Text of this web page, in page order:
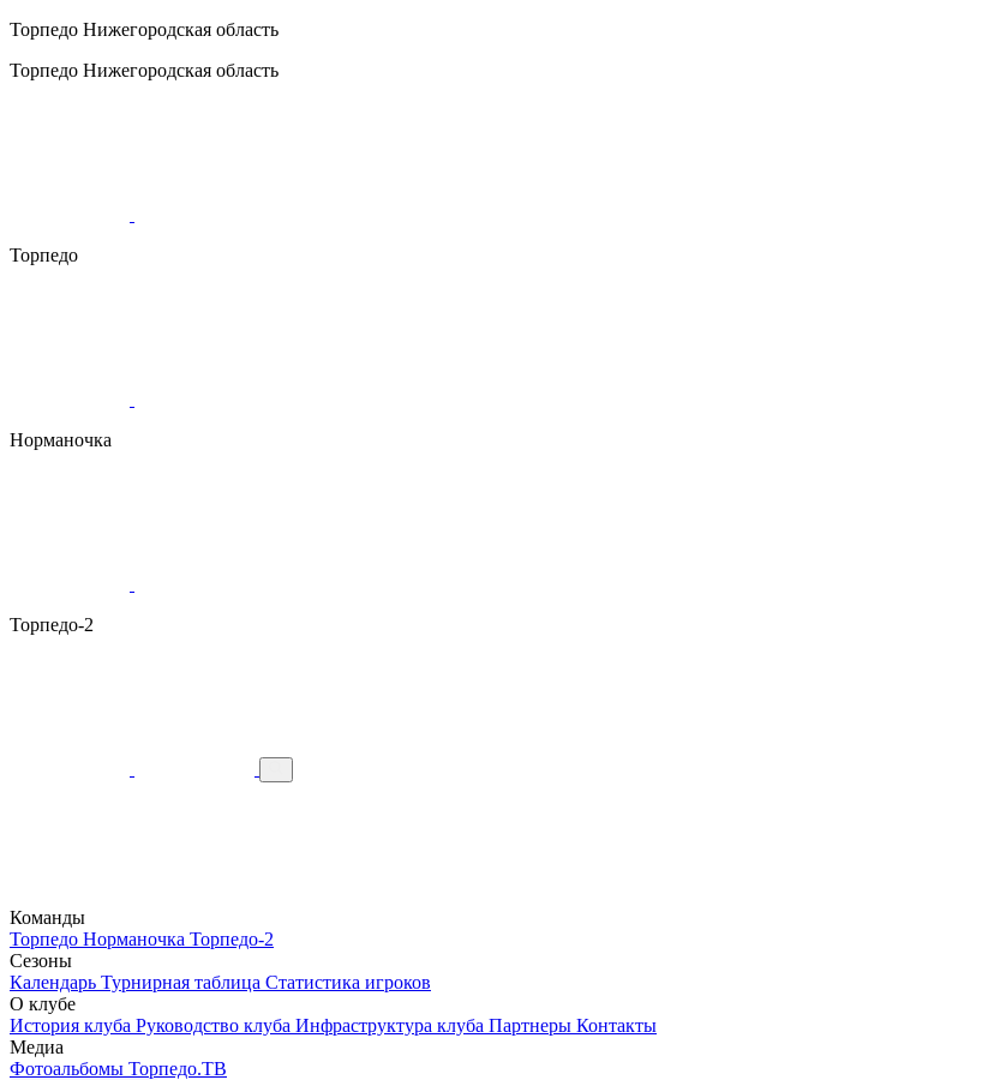
Торпедо Нижегородская область
Торпедо Нижегородская область
Торпедо
Норманочка
Торпедо-2
Команды
Торпедо Норманочка Торпедо-2
Сезоны
Календарь Турнирная таблица Статистика игроков
О клубе
История клуба Руководство клуба Инфраструктура клуба Партнеры Контакты
Медиа
Фотоальбомы Торпедо.ТВ